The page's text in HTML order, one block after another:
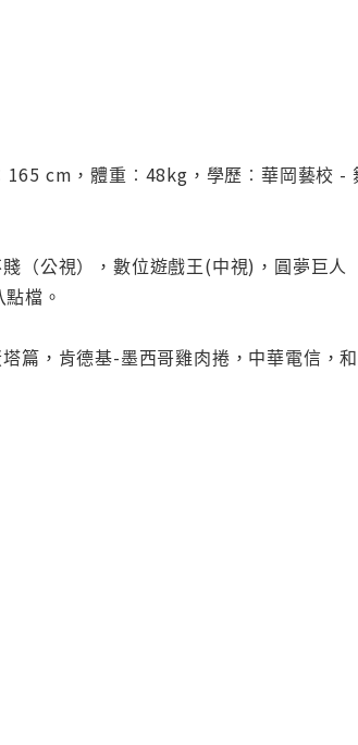
cm，體重︰48kg，學歷︰華岡藝校 -
（公視），數位遊戲王(中視)，圓夢巨
檔。
篇，肯德基-墨西哥雞肉捲，中華電信，